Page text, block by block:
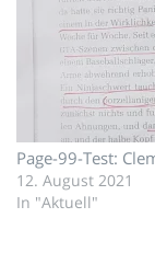
Page-99-Test:
12. August 2021
In "Aktuell"